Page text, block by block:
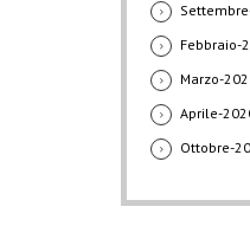
Febbraio-
Marzo-
Aprile-
Ottobre-